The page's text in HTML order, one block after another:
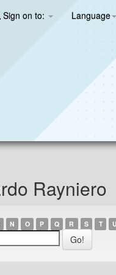
Sign on to: Language
Rayniero
N O P Q R S T U